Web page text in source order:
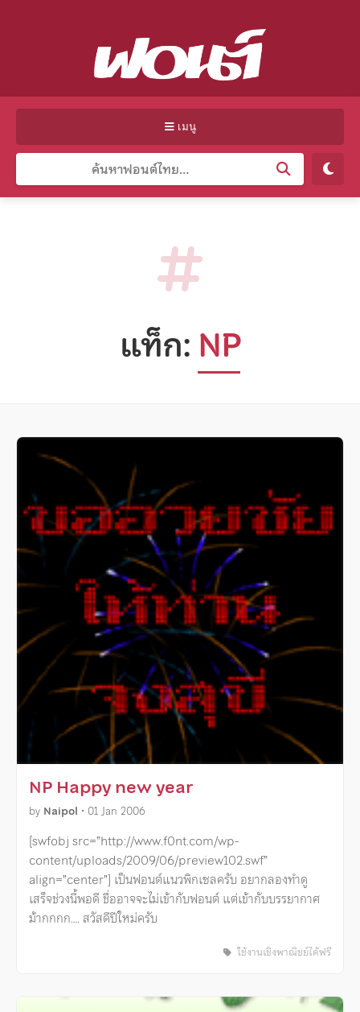
เมนู
แท็ก: NP
NP Happy new year
by Naipol • 01 Jan 2006
[swfobj src=”http://www.f0nt.com/wp-
content/uploads/2009/06/preview102.swf”
align=”center”] เป็นฟอนต์แนวพิกเซลครับ อยากลองทำดู
เสร็จช่วงนี้พอดี ชื่ออาจจะไม่เข้ากับฟอนต์ แต่เข้ากับบรรยากาศ
ม้ากกกก…. สวัสดีปีใหม่ครับ
ใช้งานเชิงพาณิชย์ได้ฟรี